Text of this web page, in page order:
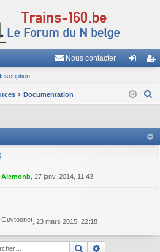
Nous contacter
ne cri
on
Inscription
Documentation
e
h
Alemonb , 27 janv. 2014, 11:43
Guytoonet , 23 mars 2015, 22:18
Rechercher